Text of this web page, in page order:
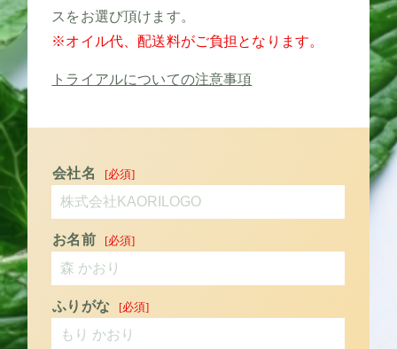
スをお選び頂けます。
※オイル代、配送料がご負担となります。
トライアルについての注意事項
会社名
お名前
ふりがな